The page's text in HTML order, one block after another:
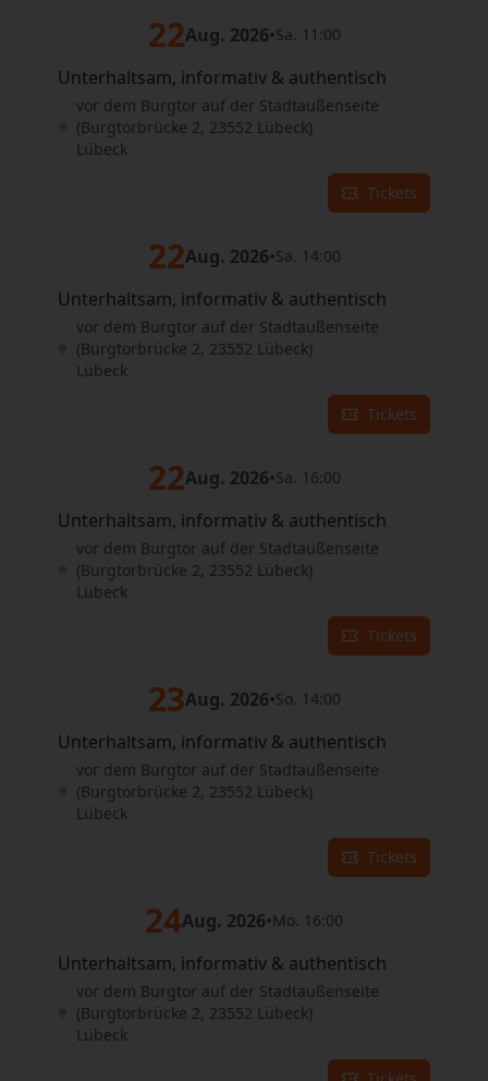
22Aug. 2026•Sa. 11:00
Unterhaltsam, informativ & authentisch
vor dem Burgtor auf der Stadtaußenseite
(Burgtorbrücke 2, 23552 Lübeck)
Lübeck
Tickets
22Aug. 2026•Sa. 14:00
Unterhaltsam, informativ & authentisch
vor dem Burgtor auf der Stadtaußenseite
(Burgtorbrücke 2, 23552 Lübeck)
Lübeck
Tickets
22Aug. 2026•Sa. 16:00
Unterhaltsam, informativ & authentisch
vor dem Burgtor auf der Stadtaußenseite
(Burgtorbrücke 2, 23552 Lübeck)
Lübeck
Tickets
23Aug. 2026•So. 14:00
Unterhaltsam, informativ & authentisch
vor dem Burgtor auf der Stadtaußenseite
(Burgtorbrücke 2, 23552 Lübeck)
Lübeck
Tickets
24Aug. 2026•Mo. 16:00
Unterhaltsam, informativ & authentisch
vor dem Burgtor auf der Stadtaußenseite
(Burgtorbrücke 2, 23552 Lübeck)
Lübeck